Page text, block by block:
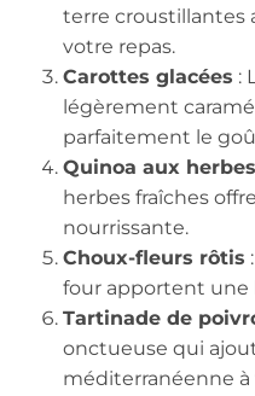
terre croustillantes
votre repas.
Carottes glacées :
légèrement
parfaitement le
Quinoa aux herbes
herbes fraîches
nourrissante.
Choux-fleurs rôtis
four apportent une
Tartinade de
onctueuse qui
méditerranéenne à